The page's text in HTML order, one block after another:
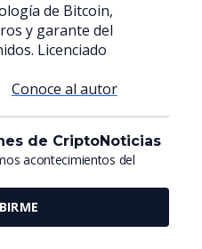
de Bitcoin,
y garante del
Licenciado
Conoce al autor
de CriptoNoticias
acontecimientos del